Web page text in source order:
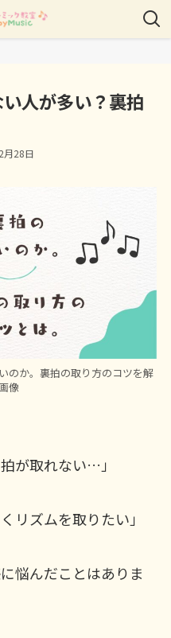
人が多い？裏拍
月28日
のか。裏拍の取り方のコツを解
像
が取れない…」
リズムを取りたい」
悩んだことはありま